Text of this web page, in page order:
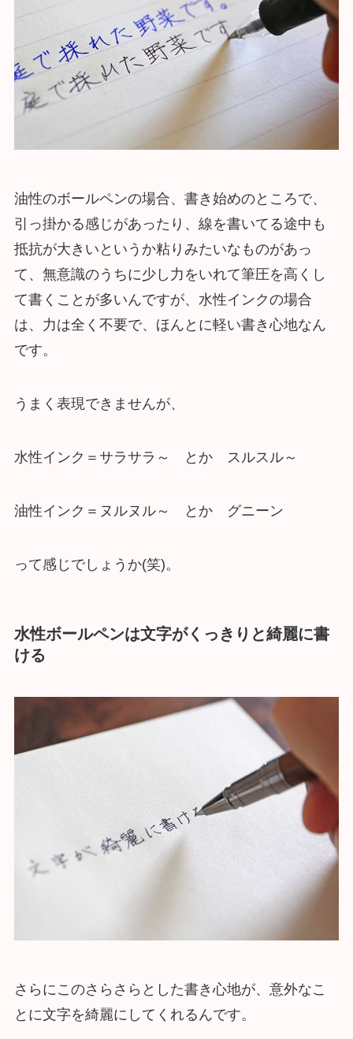
油性のボールペンの場合、書き始めのところで、
引っ掛かる感じがあったり、線を書いてる途中も
抵抗が大きいというか粘りみたいなものがあっ
て、無意識のうちに少し力をいれて筆圧を高くし
て書くことが多いんですが、水性インクの場合
は、力は全く不要で、ほんとに軽い書き心地なん
です。
うまく表現できませんが、
水性インク＝サラサラ～ とか スルスル～
油性インク＝ヌルヌル～ とか グニーン
って感じでしょうか(笑)。
水性ボールペンは文字がくっきりと綺麗に書
ける
さらにこのさらさらとした書き心地が、意外なこ
とに文字を綺麗にしてくれるんです。